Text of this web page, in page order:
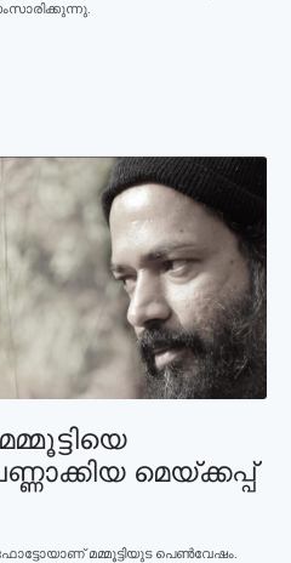
മെയ്ക്കപ്പ്
മമ്മൂട്ടിയുട പെണ്‍വേഷം.